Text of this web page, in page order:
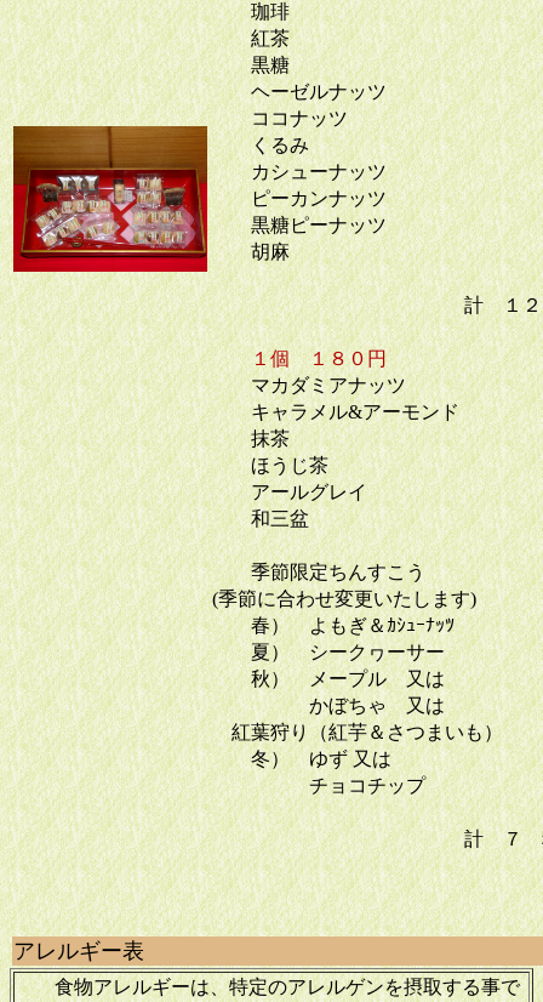
珈琲
紅茶
黒糖
ヘーゼルナッツ
ココナッツ
くるみ
カシューナッツ
ピーカンナッツ
黒糖ピーナッツ
胡麻
計 １２
１個 １８０円
マカダミアナッツ
キャラメル&アーモンド
抹茶
ほうじ茶
アールグレイ
和三盆
季節限定ちんすこう
(季節に合わせ変更いたします)
春） よもぎ＆ｶｼｭｰﾅｯﾂ
夏） シークヮーサー
秋） メープル 又は
かぼちゃ 又は
紅葉狩り（紅芋＆さつまいも）
冬） ゆず 又は
チョコチップ
計 ７
日保：
アレルギー表
食物アレルギーは、特定のアレルゲンを摂取する事で